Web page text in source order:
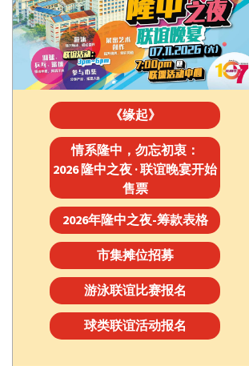
《缘起》
情系隆中，勿忘初衷：
2026 隆中之夜 · 联谊晚宴开始
售票
2026年隆中之夜-筹款表格
市集摊位招募
游泳联谊比赛报名
球类联谊活动报名